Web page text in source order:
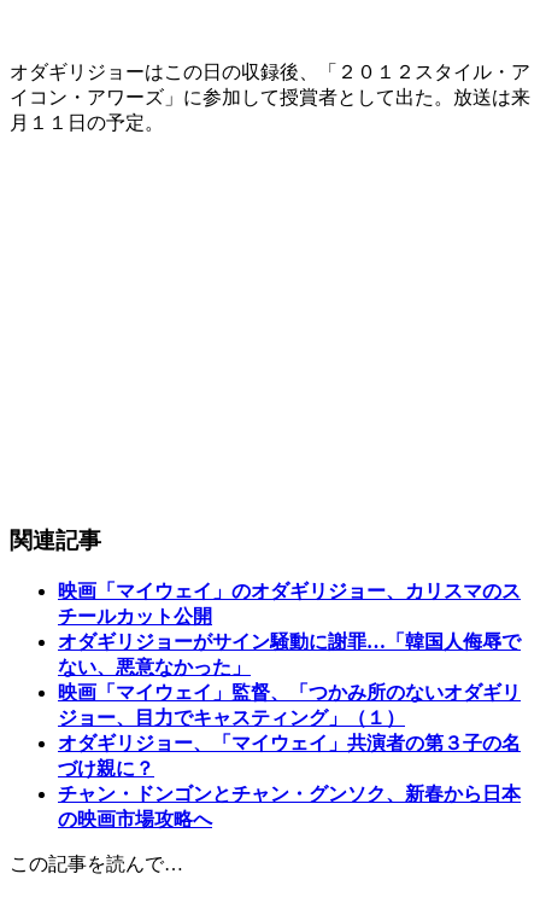
オダギリジョーはこの日の収録後、「２０１２スタイル・ア
イコン・アワーズ」に参加して授賞者として出た。放送は来
月１１日の予定。
関連記事
映画「マイウェイ」のオダギリジョー、カリスマのス
チールカット公開
オダギリジョーがサイン騒動に謝罪…「韓国人侮辱で
ない、悪意なかった」
映画「マイウェイ」監督、「つかみ所のないオダギリ
ジョー、目力でキャスティング」（１）
オダギリジョー、「マイウェイ」共演者の第３子の名
づけ親に？
チャン・ドンゴンとチャン・グンソク、新春から日本
の映画市場攻略へ
この記事を読んで…